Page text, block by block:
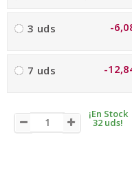
3 uds -
7 uds -
¡En Stock
32 uds!